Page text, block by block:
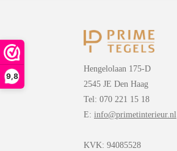
9,8
Hengelolaan 175-D
2545 JE Den Haag
Tel: 070 221 15 18
E: info@primetinterieur.nl
KVK: 94085528